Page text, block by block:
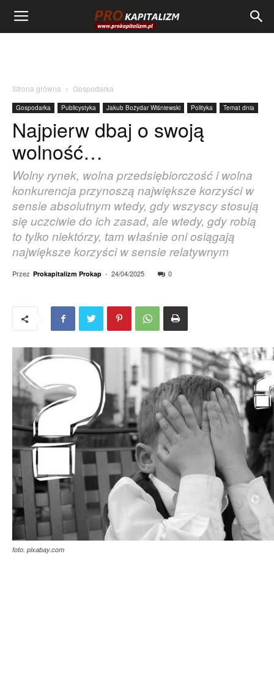
Strona główna Gospodarka
Gospodarka Publicystyka Jakub Bożydar Wiśniewski Polityka Temat dnia
Najpierw dbaj o swoją
wolność…
Wolny rynek, wolna przedsiębiorczość i wolna
konkurencja przynoszą największe korzyści w
sensie absolutnym wtedy, gdy wszyscy stosują
się uczciwie do ich zasad, ale wtedy, gdy robią
to tylko niektórzy, tam właśnie oni osiągają
największe korzyści w sensie relatywnym
Przez Prokapitalizm Prokap - 24/04/2025 0
foto. pixabay.com